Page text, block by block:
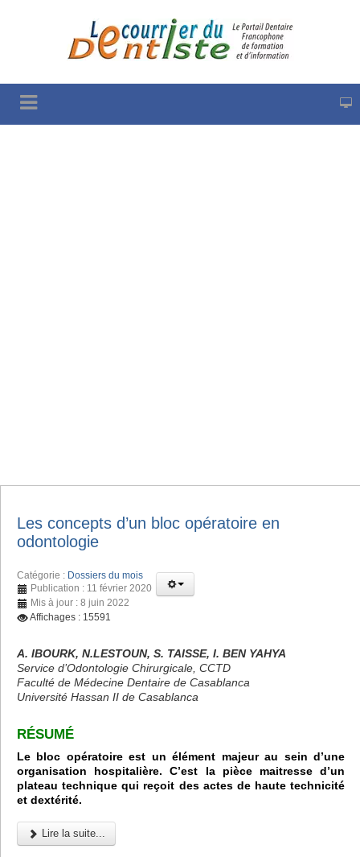
Les concepts d’un bloc opératoire en
odontologie
Catégorie : Dossiers du mois
Publication : 11 février 2020
Mis à jour : 8 juin 2022
Affichages : 15591
A. IBOURK, N.LESTOUN, S. TAISSE, I. BEN YAHYA
Service d’Odontologie Chirurgicale, CCTD
Faculté de Médecine Dentaire de Casablanca
Université Hassan II de Casablanca
RÉSUMÉ
Le bloc opératoire est un élément majeur au sein d’une
organisation hospitalière. C’est la pièce maitresse d’un
plateau technique qui reçoit des actes de haute technicité
et dextérité.
Lire la suite...